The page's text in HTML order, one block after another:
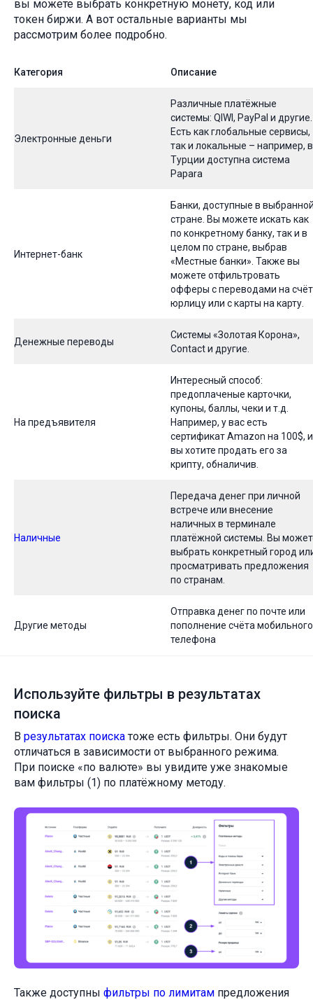
вы можете выбрать конкретную монету, код или
токен биржи. А вот остальные варианты мы
рассмотрим более подробно.
Категория Описание
Электронные деньги
Различные платёжные
системы: QIWI, PayPal и другие.
Есть как глобальные сервисы,
так и локальные – например, в
Турции доступна система
Papara
Интернет-банк
Банки, доступные в
стране. Вы можете искать как
по конкретному банку, так и в
целом по стране, выбрав
«Местные банки». Также вы
можете отфильтровать
офферы с переводами на счёт
юрлицу или с карты на карту.
Денежные переводы
Системы «Золотая Корона»,
Contact и другие.
На предъявителя
Интересный способ:
предоплаченые карточки,
купоны, баллы, чеки и т.д.
Например, у вас есть
сертификат Amazon на 100$, и
вы хотите продать его за
крипту, обналичив.
Наличные
Передача денег при личной
встрече или внесение
наличных в терминале
платёжной системы. Вы
выбрать конкретный город
просматривать предложения
по странам.
Другие методы
Отправка денег по почте или
пополнение счёта мобильного
телефона
Используйте фильтры в результатах
поиска
В результатах поиска тоже есть фильтры. Они будут
отличаться в зависимости от выбранного режима.
При поиске «по валюте» вы увидите уже знакомые
вам фильтры (1) по платёжному методу.
Также доступны фильтры по лимитам предложения